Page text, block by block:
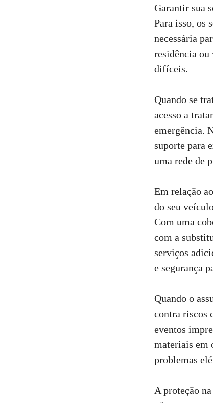
Garantir sua
Para isso, os
necessária
residência ou
difíceis.
Quando se
acesso a
emergência.
suporte para
uma rede de
Em relação
do seu
Com uma
com a
serviços
e segurança
Quando o
contra riscos
eventos
materiais em
problemas
A proteção